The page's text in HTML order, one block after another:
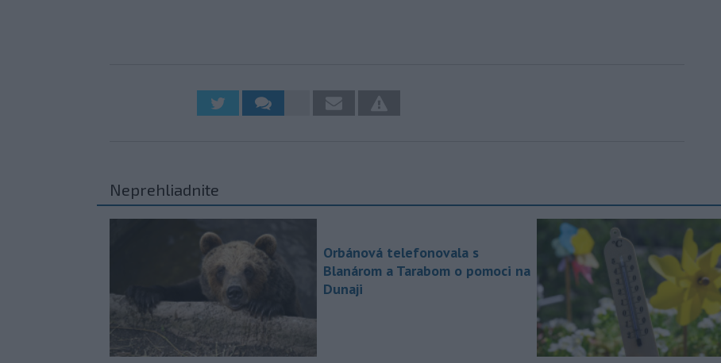
Neprehliadnite
Orbánová telefonovala s
Blanárom a Tarabom o pomoci na
Dunaji